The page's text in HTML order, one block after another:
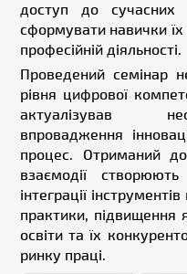
доступ до сучасних
сформувати навички
професійній діяльності.
Проведений семінар
рівня цифрової
актуалізував
впровадження
процес. Отриманий
взаємодії
інтеграції
практики, підвищення
освіти та їх
ринку праці.